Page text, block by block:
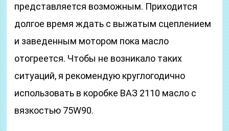
представляется возможным. Приходится
долгое время ждать с выжатым сцеплением
и заведенным мотором пока масло
отогреется. Чтобы не возникало таких
ситуаций, я рекомендую круглогодично
использовать в коробке ВАЗ 2110 масло с
вязкостью 75W90.